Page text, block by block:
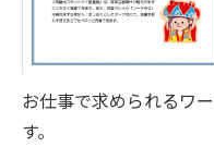
お仕事で求められるワ
す。